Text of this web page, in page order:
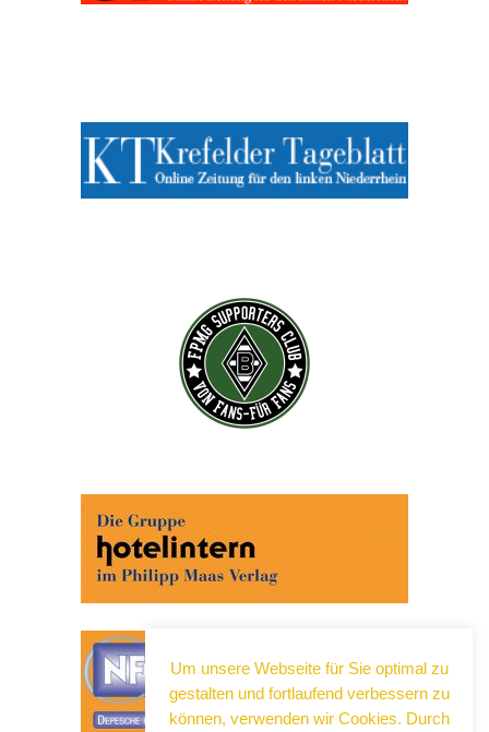
Um unsere Webseite für Sie optimal zu
gestalten und fortlaufend verbessern zu
können, verwenden wir Cookies. Durch